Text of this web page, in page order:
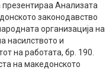
презентираа Анализата
законодавство
организација на
насилството и
на работата, бр. 190.
на македонското